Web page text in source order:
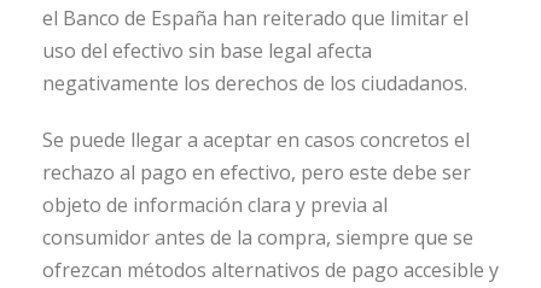
el Banco de España han reiterado que limitar el
uso del efectivo sin base legal afecta
negativamente los derechos de los ciudadanos.
Se puede llegar a aceptar en casos concretos el
rechazo al pago en efectivo, pero este debe ser
objeto de información clara y previa al
consumidor antes de la compra, siempre que se
ofrezcan métodos alternativos de pago accesible y